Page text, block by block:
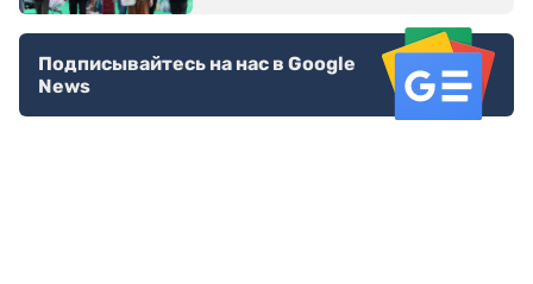
Подписывайтесь на нас в Google
News